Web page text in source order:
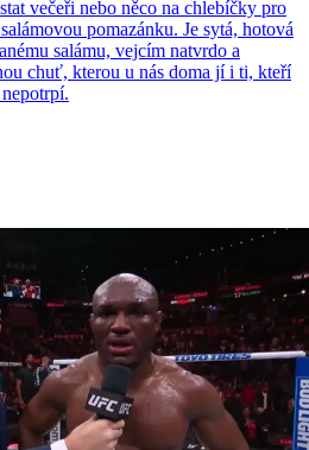
večeři nebo něco na chlebíčky pro
pomazánku. Je sytá, hotová
salámu, vejcím natvrdo a
chuť, kterou u nás doma jí i ti, kteří